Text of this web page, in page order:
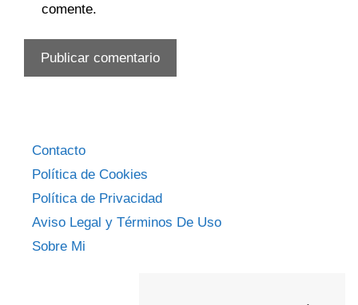
comente.
Contacto
Política de Cookies
Política de Privacidad
Aviso Legal y Términos De Uso
Sobre Mi